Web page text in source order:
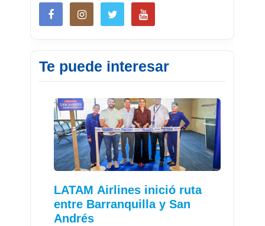
Te puede interesar
LATAM Airlines inició ruta
entre Barranquilla y San
Andrés